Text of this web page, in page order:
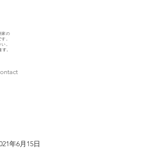
家の
。
。
。
年6月15日